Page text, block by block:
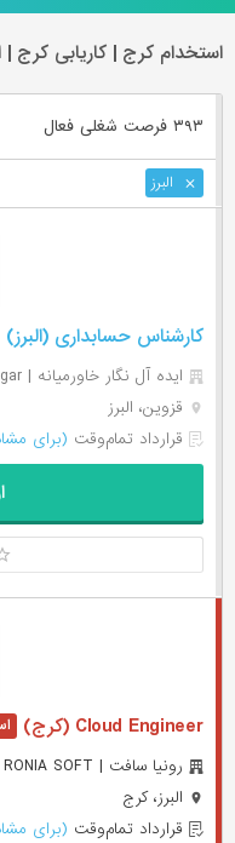
استخدام کرج | کاریابی کرج |
۳۹۳ فرصت ‌شغلی فعال
البرز
کارشناس حسابداری (البرز)
ایده آل نگار خاورمیانه | Idealnegar
قزوین، البرز
قرارداد تمام‌وقت (برای
Cloud Engineer (کرج)
رونیا سافت | RONIA SOFT
البرز، کرج
قرارداد تمام‌وقت (برای